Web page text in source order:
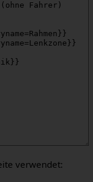
verwendet: